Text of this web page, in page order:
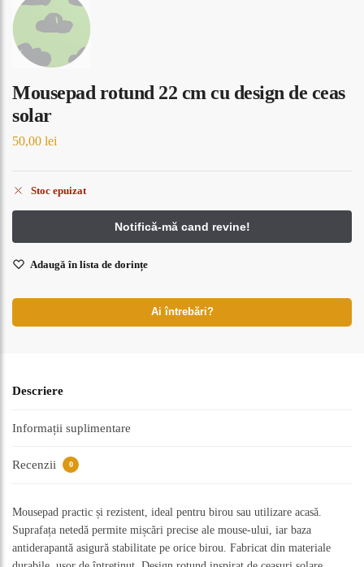
Mousepad rotund 22 cm cu design de ceas
solar
50,00 lei
Stoc epuizat
Adaugă în lista de dorințe
Ai întrebări?
Descriere
Informații suplimentare
Recenzii 0
Mousepad practic și rezistent, ideal pentru birou sau utilizare acasă.
Suprafața netedă permite mișcări precise ale mouse-ului, iar baza
antiderapantă asigură stabilitate pe orice birou. Fabricat din materiale